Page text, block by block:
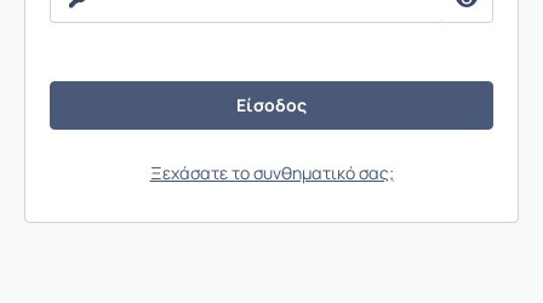
Ξεχάσατε το συνθηματικό σας;